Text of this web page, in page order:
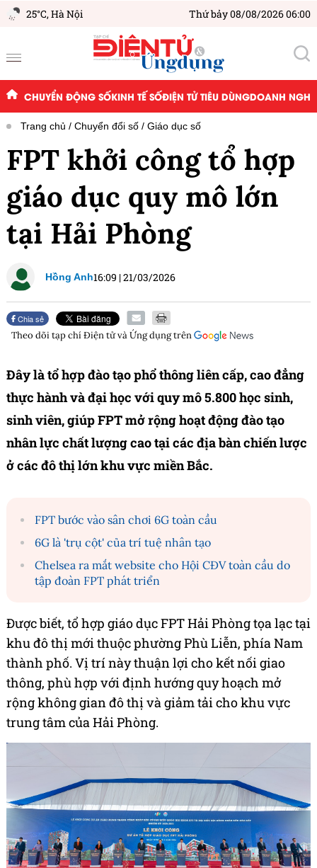
25°C,Hà Nội Thứ bảy 08/08/2026 06:00
CHUYỂN ĐỘNG SỐKINH TẾ SỐĐIỆN TỬ TIÊU DÙNGDOANH
Trang chủ Chuyển đổi số Giáo dục số
FPT khởi công tổ hợp
giáo dục quy mô lớn
tại Hải Phòng
Hồng Anh16:09 |21/03/2026
Chia sẻ
Theo dõi tạp chíĐiện tử và Ứng dụngtrên
Đây là tổ hợp đào tạo phổ thông liên cấp, cao đẳng
thực hành và đại học với quy mô 5.800 học sinh,
sinh viên, giúp FPT mở rộng hoạt động đào tạo
nhân lực chất lượng cao tại các địa bàn chiến lược
ở các đô thị lớn khu vực miền Bắc.
FPT bước vào sân chơi 6G toàn cầu
6G là 'trụ cột' của trí tuệ nhân tạo
Chelsea ra mắt website cho Hội CĐV toàn cầu do
tập đoàn FPT phát triển
Được biết, tổ hợp giáo dục FPT Hải Phòng tọa lạc tại
khu đô thị mới thuộc phường Phù Liễn, phía Nam
thành phố. Vị trí này thuận lợi cho kết nối giao
thông, phù hợp với định hướng quy hoạch mở
rộng không gian đô thị và giảm tải cho khu vực
trung tâm của Hải Phòng.